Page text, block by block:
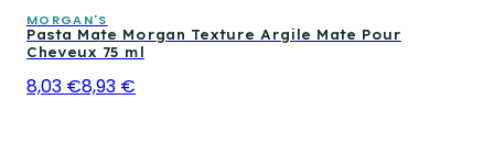
MORGAN'S
Pasta Mate Morgan Texture Argile Mate Pour
Cheveux 75 ml
8,03 €8,93 €